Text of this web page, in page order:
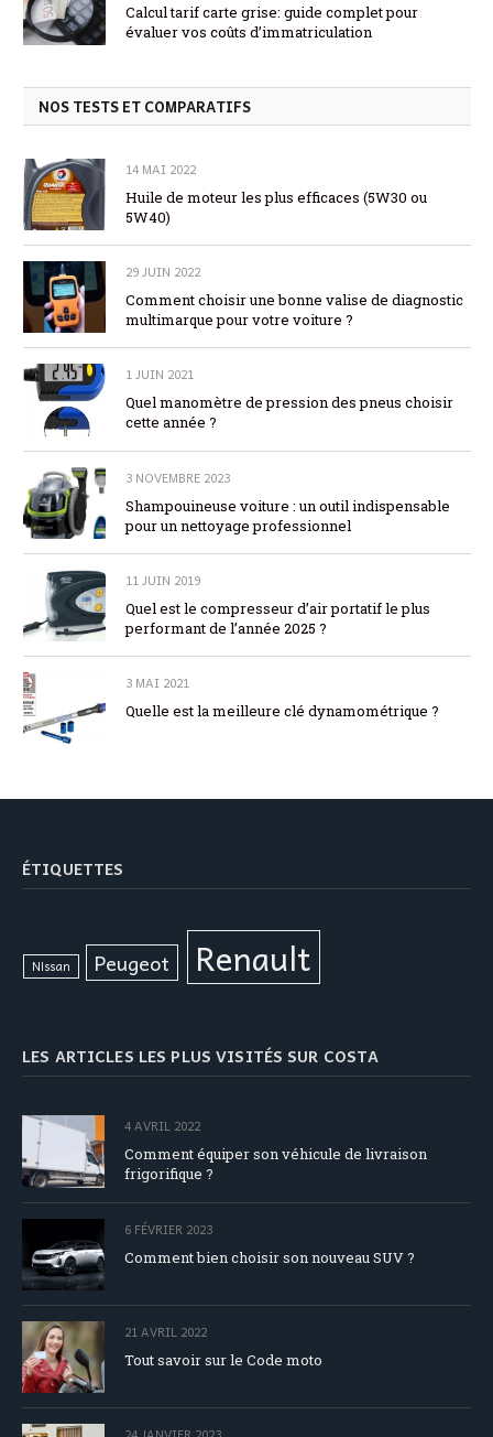
Calcul tarif carte grise: guide complet pour
évaluer vos coûts d’immatriculation
NOS TESTS ET COMPARATIFS
14 MAI 2022
Huile de moteur les plus efficaces (5W30 ou
5W40)
29 JUIN 2022
Comment choisir une bonne valise de diagnostic
multimarque pour votre voiture ?
1 JUIN 2021
Quel manomètre de pression des pneus choisir
cette année ?
3 NOVEMBRE 2023
Shampouineuse voiture : un outil indispensable
pour un nettoyage professionnel
11 JUIN 2019
Quel est le compresseur d’air portatif le plus
performant de l’année 2025 ?
3 MAI 2021
Quelle est la meilleure clé dynamométrique ?
ÉTIQUETTES
Nissan Peugeot Renault
LES ARTICLES LES PLUS VISITÉS SUR COSTA
4 AVRIL 2022
Comment équiper son véhicule de livraison
frigorifique ?
6 FÉVRIER 2023
Comment bien choisir son nouveau SUV ?
21 AVRIL 2022
Tout savoir sur le Code moto